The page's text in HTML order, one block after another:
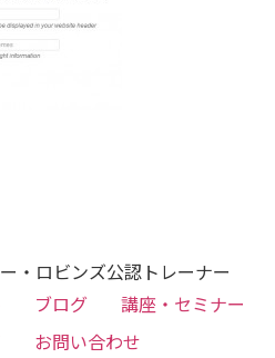
・ロビンズ公認トレーナー
ブログ
講座・セミナー
お問い合わせ